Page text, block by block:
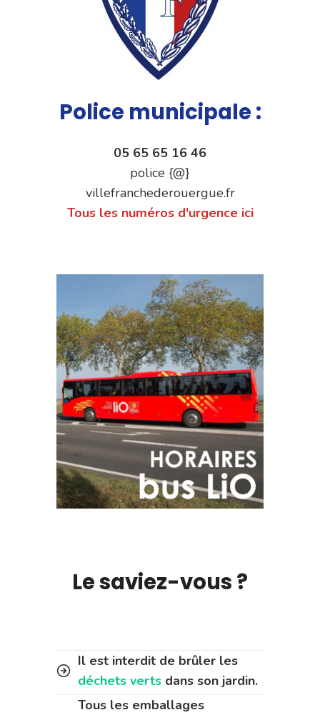
Police municipale :
05 65 65 16 46
police {@}
villefranchederouergue.fr
Tous les numéros d'urgence ici
Le saviez-vous ?
Il est interdit de brûler les
déchets verts dans son jardin.
Tous les emballages